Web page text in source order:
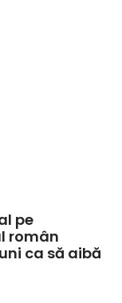
pe
român
ca să aibă